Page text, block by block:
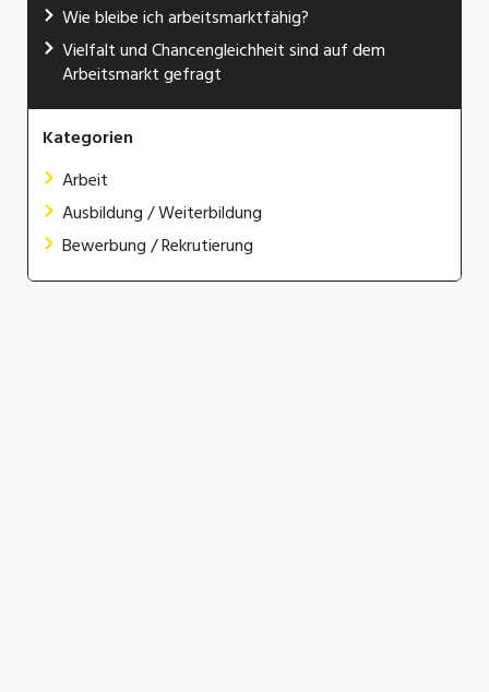
Wie bleibe ich arbeitsmarktfähig?
Vielfalt und Chancengleichheit sind auf dem
Arbeitsmarkt gefragt
Kategorien
Arbeit
Ausbildung / Weiterbildung
Bewerbung / Rekrutierung